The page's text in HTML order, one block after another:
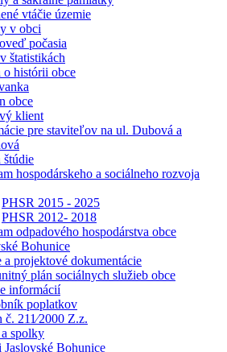
vtáčie územie
v obci
počasia
štatistikách
o histórii obce
obce
klient
pre staviteľov na ul. Dubová a
štúdie
hospodárskeho a sociálneho rozvoja
PHSR 2015 - 2025
PHSR 2012- 2018
odpadového hospodárstva obce
Bohunice
a projektové dokumentácie
plán sociálnych služieb obce
informácií
poplatkov
č. 211⁄2000 Z.z.
spolky
Jaslovské Bohunice